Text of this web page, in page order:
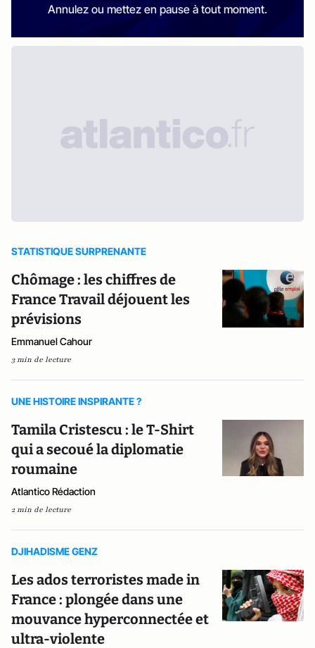
Annulez ou mettez en pause à tout moment.
STATISTIQUE SURPRENANTE
Chômage : les chiffres de
France Travail déjouent les
prévisions
Emmanuel Cahour
3 min de lecture
UNE HISTOIRE INSPIRANTE ?
Tamila Cristescu : le T-Shirt
qui a secoué la diplomatie
roumaine
Atlantico Rédaction
2 min de lecture
DJIHADISME GENZ
Les ados terroristes made in
France : plongée dans une
mouvance hyperconnectée et
ultra-violente